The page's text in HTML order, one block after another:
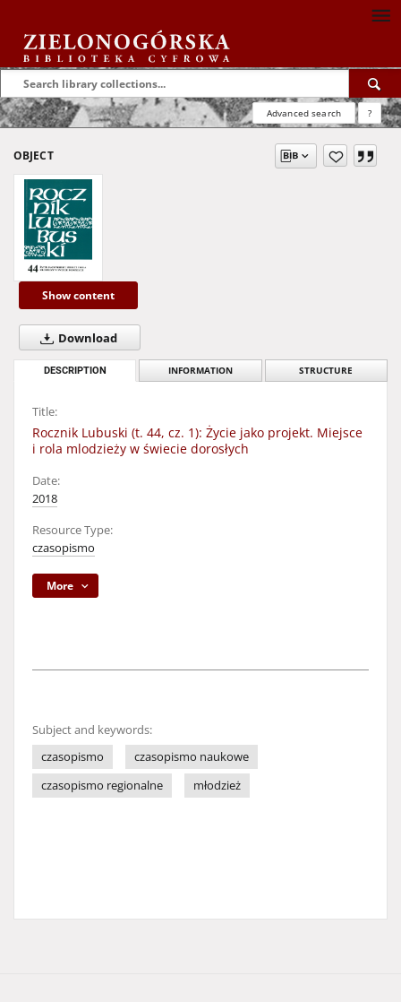
Advanced search ?
OBJECT
Show content
Download
DESCRIPTION INFORMATION STRUCTURE
Title:
Rocznik Lubuski (t. 44, cz. 1): Życie jako projekt. Miejsce
i rola mlodzieży w świecie dorosłych
Date:
2018
Resource Type:
czasopismo
More
Subject and keywords:
czasopismo
czasopismo naukowe
czasopismo regionalne
młodzież